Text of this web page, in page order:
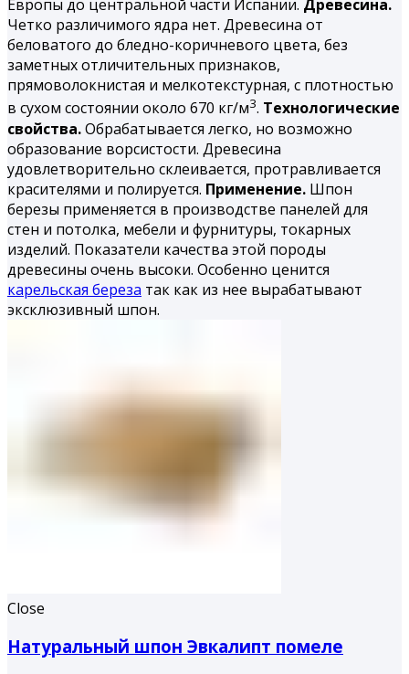
Европы до центральной части Испании. Древесина.
Четко различимого ядра нет. Древесина от
беловатого до бледно-коричневого цвета, без
заметных отличительных признаков,
прямоволокнистая и мелкотекстурная, с плотностью
в сухом состоянии около 670 кг/м3. Технологические
свойства.Обрабатывается легко, но возможно
образование ворсистости. Древесина
удовлетворительно склеивается, протравливается
красителями и полируется. Применение. Шпон
березы применяется в производстве панелей для
стен и потолка, мебели и фурнитуры, токарных
изделий. Показатели качества этой породы
древесины очень высоки. Особенно ценится
карельская береза так как из нее вырабатывают
эксклюзивный шпон.
Close
Натуральный шпон Эвкалипт помеле